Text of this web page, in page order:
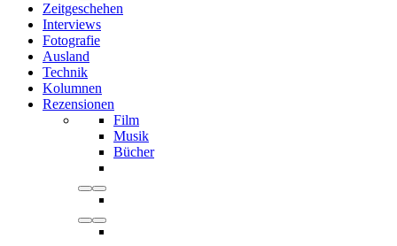
Zeitgeschehen
Interviews
Fotografie
Ausland
Technik
Kolumnen
Rezensionen
Film
Musik
Bücher